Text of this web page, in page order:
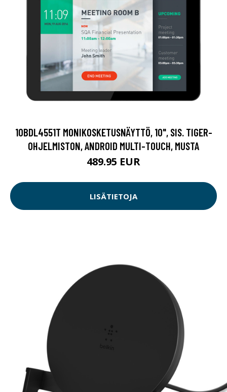
10BDL4551T MONIKOSKETUSNÄYTTÖ, 10", SIS. TIGER-
OHJELMISTON, ANDROID MULTI-TOUCH, MUSTA
489.95 EUR
LISÄTIETOJA